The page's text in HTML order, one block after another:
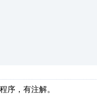
序，有注解。